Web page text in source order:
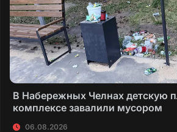
В Набережных Челнах детскую
комплексе завалили мусором
06.08.2026